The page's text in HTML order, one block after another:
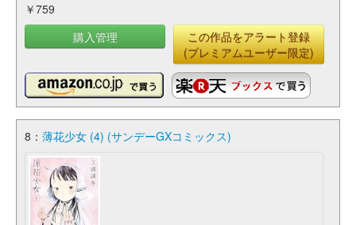
￥759
購入管理
この作品をアラート登録
(プレミアムユーザー限定)
8： 薄花少女 (4) (サンデーGXコミックス)